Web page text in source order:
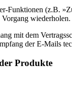
Funktionen (z.B.
wiederholen.
mit dem
der E-Mails
Produkte